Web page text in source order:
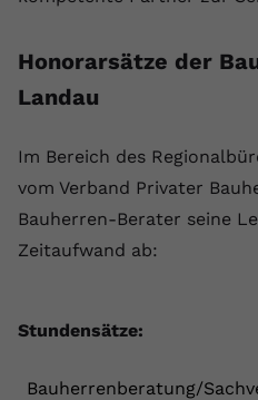
Honorarsätze der
Landau
Im Bereich des
vom Verband Privater
Bauherren-Berater seine
Zeitaufwand ab:
Stundensätze:
Bauherrenberatung/